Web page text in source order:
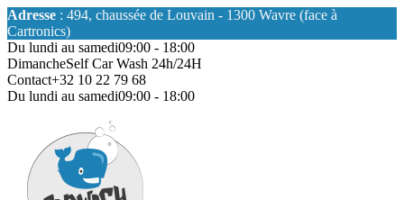
Adresse : 494, chaussée de Louvain - 1300 Wavre (face à
Cartronics)
Du lundi au samedi09:00 - 18:00
DimancheSelf Car Wash 24h/24H
Contact+32 10 22 79 68
Du lundi au samedi09:00 - 18:00